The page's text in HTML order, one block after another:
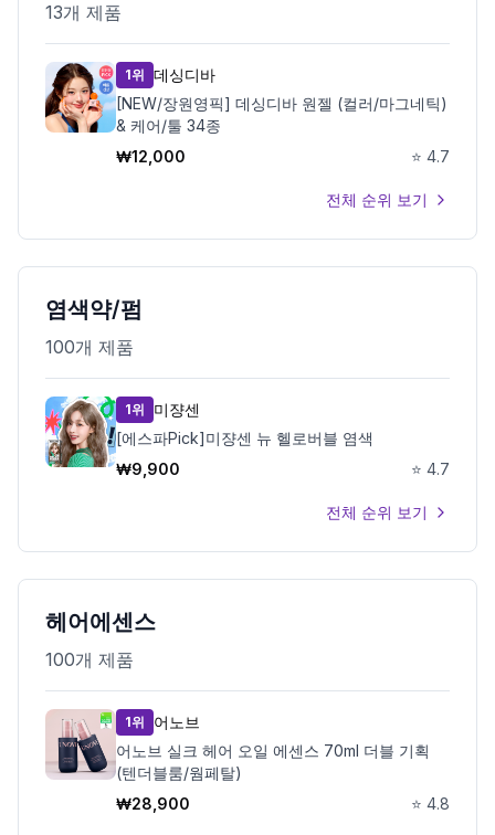
13개 제품
1위 데싱디바
[NEW/장원영픽] 데싱디바 원젤 (컬러/마그네틱)
& 케어/툴 34종
₩12,000 ⭐ 4.7
전체 순위 보기
염색약/펌
100개 제품
1위
미쟝센
[에스파Pick]미쟝센 뉴 헬로버블 염색
₩9,900 ⭐ 4.7
전체 순위 보기
헤어에센스
100개 제품
1위
어노브
어노브 실크 헤어 오일 에센스 70ml 더블 기획
(텐더블룸/웜페탈)
₩28,900 ⭐ 4.8